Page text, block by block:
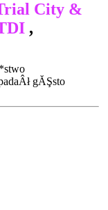
City &
,
gĂŞsto